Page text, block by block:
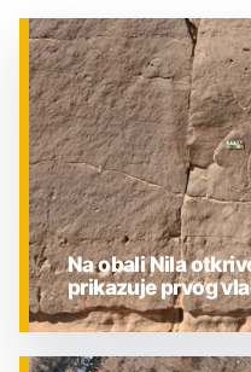
Na obali Nila
prikazuje prvog